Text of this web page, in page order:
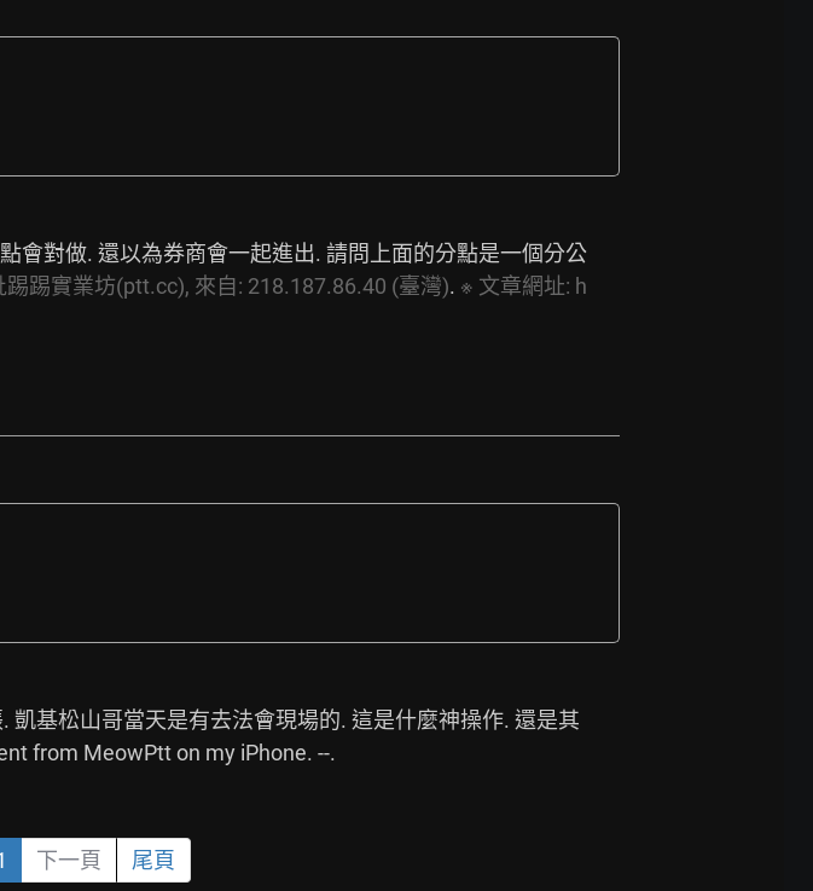
會對做. 還以為券商會一起進出. 請問上面的分點是一個分公
踢踢實業坊(ptt.cc), 來自: 218.187.86.40 (臺灣). ※ 文章網址: h
基松山哥當天是有去法會現場的. 這是什麼神操作. 還是其
from MeowPtt on my iPhone. --.
下一頁 尾頁